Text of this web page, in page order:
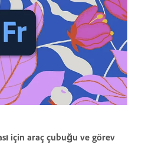
için araç çubuğu ve görev